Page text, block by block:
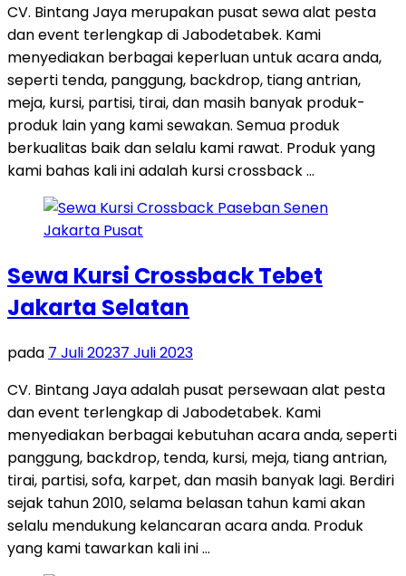
CV. Bintang Jaya merupakan pusat sewa alat pesta
dan event terlengkap di Jabodetabek. Kami
menyediakan berbagai keperluan untuk acara anda,
seperti tenda, panggung, backdrop, tiang antrian,
meja, kursi, partisi, tirai, dan masih banyak produk-
produk lain yang kami sewakan. Semua produk
berkualitas baik dan selalu kami rawat. Produk yang
kami bahas kali ini adalah kursi crossback …
Sewa Kursi Crossback Tebet
Jakarta Selatan
pada 7 Juli 20237 Juli 2023
CV. Bintang Jaya adalah pusat persewaan alat pesta
dan event terlengkap di Jabodetabek. Kami
menyediakan berbagai kebutuhan acara anda, seperti
panggung, backdrop, tenda, kursi, meja, tiang antrian,
tirai, partisi, sofa, karpet, dan masih banyak lagi. Berdiri
sejak tahun 2010, selama belasan tahun kami akan
selalu mendukung kelancaran acara anda. Produk
yang kami tawarkan kali ini …